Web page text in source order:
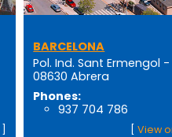
BARCELONA
Pol. Ind. Sant Ermengol
08630 Abrera
Phones:
937 704 786
View